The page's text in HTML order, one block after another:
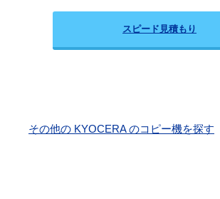
スピード見積もり
その他の KYOCERA のコピー機を探す